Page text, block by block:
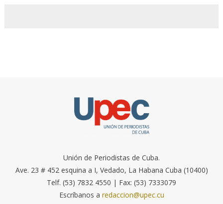
Unión de Periodistas de Cuba.
Ave. 23 # 452 esquina a I, Vedado, La Habana Cuba (10400)
Telf. (53) 7832 4550 | Fax: (53) 7333079
Escríbanos a redaccion@upec.cu